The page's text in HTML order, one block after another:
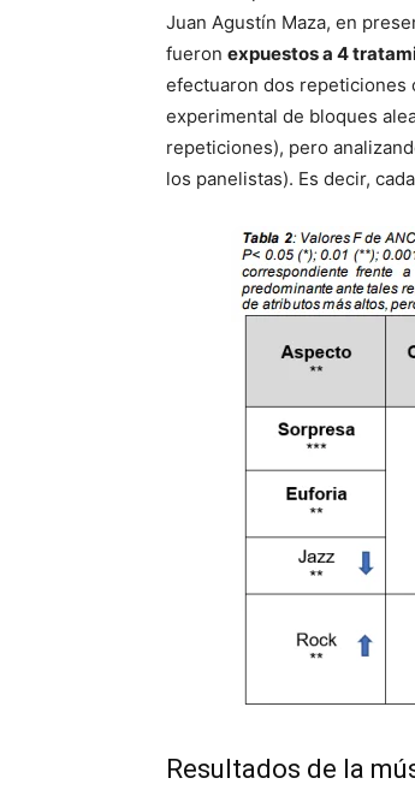
Juan Agustín Maza, en
fueron expuestos a 4
efectuaron dos repeticiones
experimental de bloques
repeticiones), pero
los panelistas). Es decir,
Resultados de la